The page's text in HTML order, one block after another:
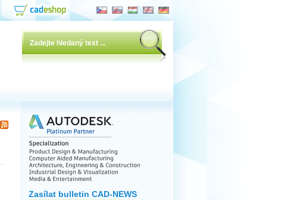
Zasílat bulletin CAD-NEWS